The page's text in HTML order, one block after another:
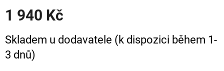
1 940 Kč
cena:
Skladem u dodavatele (k dispozici během 1-
3 dnů)